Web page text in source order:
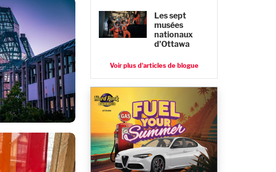
Les sept
musées
nationaux
d’Ottawa
Voir plus d'articles de blogue